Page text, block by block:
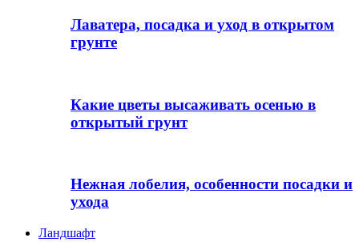
Лаватера, посадка и уход в открытом
грунте
Какие цветы высаживать осенью в
открытый грунт
Нежная лобелия, особенности посадки и
ухода
Ландшафт